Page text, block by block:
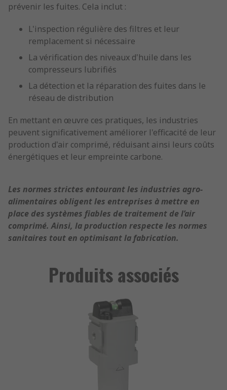
prévenir les fuites. Cela inclut :
L'inspection régulière des filtres et leur
remplacement si nécessaire
La vérification des niveaux d'huile dans les
compresseurs lubrifiés
La détection et la réparation des fuites dans le
réseau de distribution
En mettant en œuvre ces pratiques, les industries
peuvent significativement améliorer l'efficacité de leur
production d'air comprimé, réduisant ainsi leurs coûts
énergétiques et leur empreinte carbone.
Les normes strictes entourant les industries agro-
alimentaires obligent les entreprises à mettre en
place des systèmes fiables de traitement de l’air
comprimé. Ainsi, la production respecte les normes
sanitaires tout en optimisant la fabrication.
Produits associés